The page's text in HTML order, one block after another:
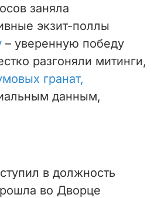
заняла
экзит-поллы
– уверенную победу
разгоняли митинги,
гранат,
данным,
в должность
во Дворце